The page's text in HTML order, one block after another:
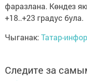
фаразлана. Көндез
+18..+23 градус була.
Чыганак: Татар-
Следите за